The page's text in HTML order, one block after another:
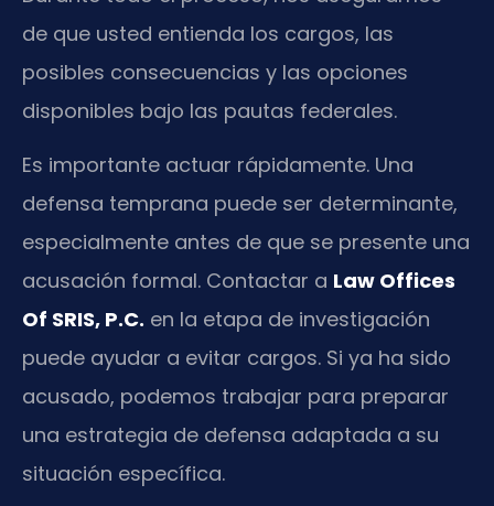
de que usted entienda los cargos, las
posibles consecuencias y las opciones
disponibles bajo las pautas federales.
Es importante actuar rápidamente. Una
defensa temprana puede ser determinante,
especialmente antes de que se presente una
acusación formal. Contactar a Law Offices
Of SRIS, P.C. en la etapa de investigación
puede ayudar a evitar cargos. Si ya ha sido
acusado, podemos trabajar para preparar
una estrategia de defensa adaptada a su
situación específica.